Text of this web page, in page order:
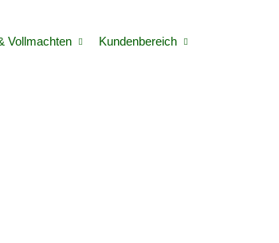
Vollmachten Kundenbereich